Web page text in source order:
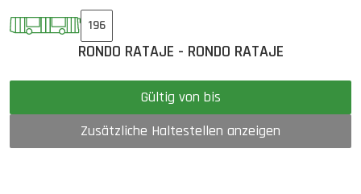
196
RONDO RATAJE - RONDO RATAJE
Gültig von bis
Zusätzliche Haltestellen anzeigen